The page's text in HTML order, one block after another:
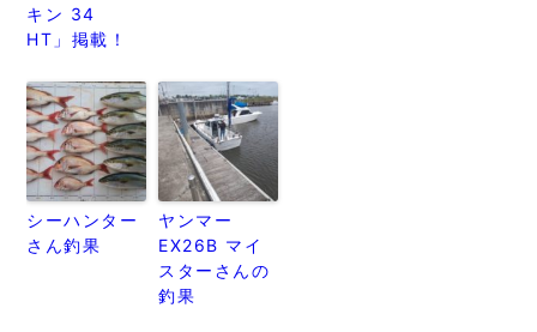
キン 34
HT」掲載！
シーハンター
さん釣果
ヤンマー
EX26B マイ
スターさんの
釣果